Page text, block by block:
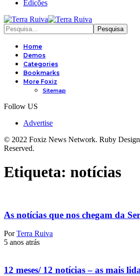
Edições
Home
Demos
Categories
Bookmarks
More Foxiz
Sitemap
Follow US
Advertise
© 2022 Foxiz News Network. Ruby
Reserved.
Etiqueta: notícias
As notícias que nos chegam da
Por Terra Ruiva
5 anos atrás
12 meses/ 12 notícias – as mais